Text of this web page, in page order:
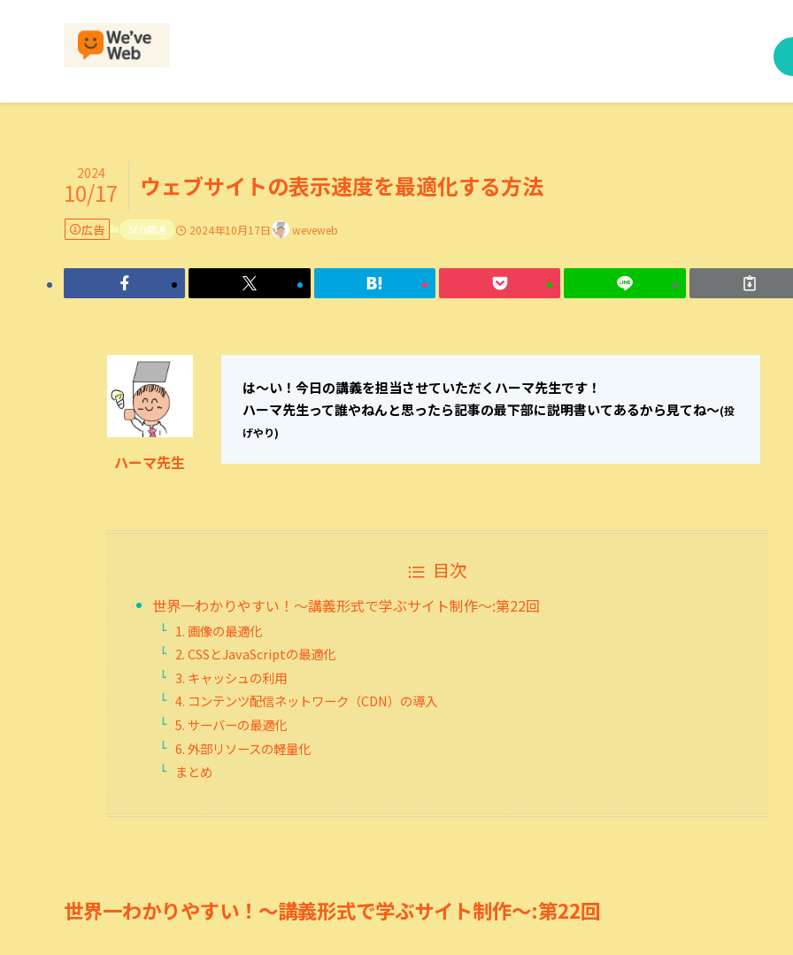
ウェブサイトの表示速度を最適化する方法
2024
10/17
広告 SEO関連 2024年10月17日 weveweb
ハーマ先生
は～い！今日の講義を担当させていただくハーマ先生です！
ハーマ先生って誰やねんと思ったら記事の最下部に説明書いてあるから見てね～(投
げやり)
目次
世界一わかりやすい！～講義形式で学ぶサイト制作～:第22回
1. 画像の最適化
2. CSSとJavaScriptの最適化
3. キャッシュの利用
4. コンテンツ配信ネットワーク（CDN）の導入
5. サーバーの最適化
6. 外部リソースの軽量化
まとめ
世界一わかりやすい！～講義形式で学ぶサイト制作～:第22回